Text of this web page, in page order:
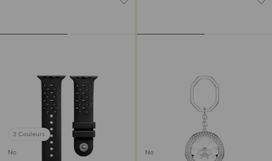
3 Couleurs
Nouveau Nouveau